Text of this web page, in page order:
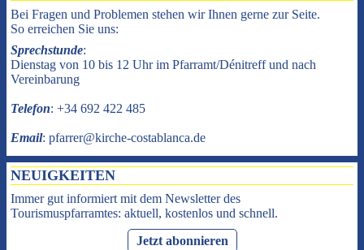
Bei Fragen und Problemen stehen wir Ihnen gerne zur Seite.
So erreichen Sie uns:
Sprechstunde:
Dienstag von 10 bis 12 Uhr im Pfarramt/Dénitreff und nach
Vereinbarung
Telefon: +34 692 422 485
Email: pfarrer@kirche-costablanca.de
NEUIGKEITEN
Immer gut informiert mit dem Newsletter des
Tourismuspfarramtes: aktuell, kostenlos und schnell.
Jetzt abonnieren